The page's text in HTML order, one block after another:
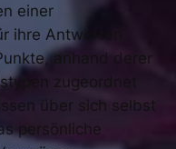
einer
ihre Antworten
anhand derer
zugeordnet
über sich selbst
persönliche